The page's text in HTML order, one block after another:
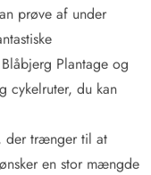
prøve af under
Plantage og
cykelruter, du kan
der trænger til at
en stor mængde